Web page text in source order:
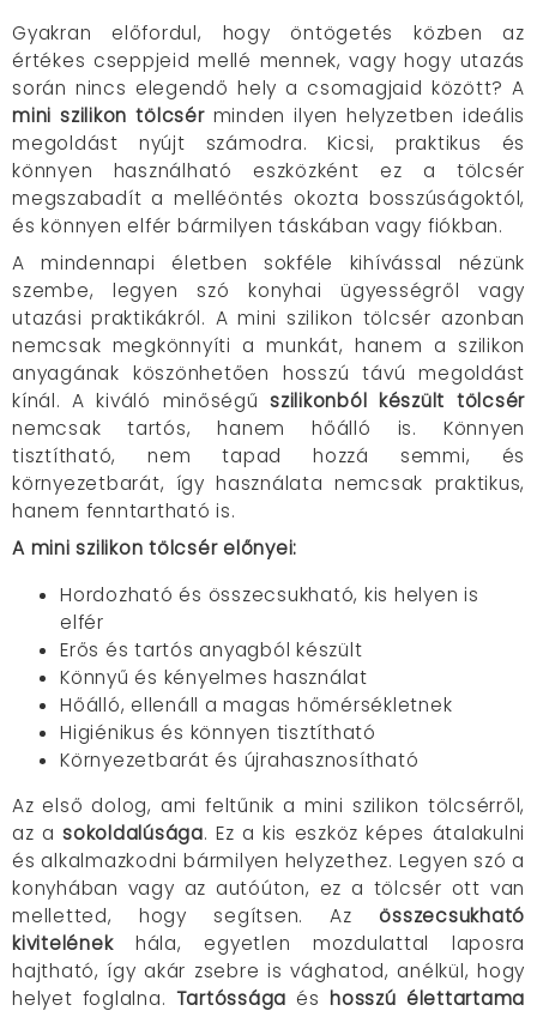
Gyakran előfordul, hogy öntögetés közben az
értékes cseppjeid mellé mennek, vagy hogy utazás
során nincs elegendő hely a csomagjaid között? A
mini szilikon tölcsérminden ilyen helyzetben ideális
megoldást nyújt számodra. Kicsi, praktikus és
könnyen használható eszközként ez a tölcsér
megszabadít a melléöntés okozta bosszúságoktól,
és könnyen elfér bármilyen táskában vagy fiókban.
A mindennapi életben sokféle kihívással nézünk
szembe, legyen szó konyhai ügyességről vagy
utazási praktikákról. A mini szilikon tölcsér azonban
nemcsak megkönnyíti a munkát, hanem a szilikon
anyagának köszönhetően hosszú távú megoldást
kínál. A kiváló minőségűszilikonból készült tölcsér
nemcsak tartós, hanem hőálló is. Könnyen
tisztítható, nem tapad hozzá semmi, és
környezetbarát, így használata nemcsak praktikus,
hanem fenntartható is.
A mini szilikon tölcsér előnyei:
Hordozható és összecsukható, kis helyen is
elfér
Erős és tartós anyagból készült
Könnyű és kényelmes használat
Hőálló, ellenáll a magas hőmérsékletnek
Higiénikus és könnyen tisztítható
Környezetbarát és újrahasznosítható
Az első dolog, ami feltűnik a mini szilikon tölcsérről,
az a sokoldalúsága. Ez a kis eszköz képes átalakulni
és alkalmazkodni bármilyen helyzethez. Legyen szó a
konyhában vagy az autóúton, ez a tölcsér ott van
melletted, hogy segítsen. Az összecsukható
kivitelénekhála, egyetlen mozdulattal laposra
hajtható, így akár zsebre is vághatod, anélkül, hogy
helyet foglalna. Tartóssága és hosszú élettartama